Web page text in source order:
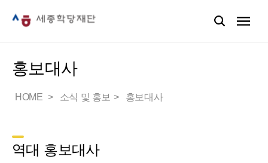
홍보대사
HOME 소식 및 홍보 홍보대사
역대 홍보대사